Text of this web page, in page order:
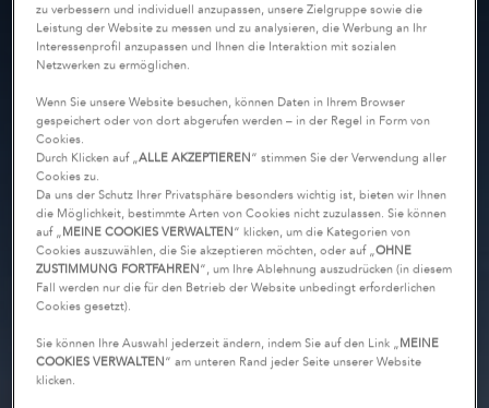
zu verbessern und individuell anzupassen, unsere Zielgruppe sowie die
Leistung der Website zu messen und zu analysieren, die Werbung an Ihr
Interessenprofil anzupassen und Ihnen die Interaktion mit sozialen
Netzwerken zu ermöglichen.
Wenn Sie unsere Website besuchen, können Daten in Ihrem Browser
gespeichert oder von dort abgerufen werden – in der Regel in Form von
Cookies.
Durch Klicken auf „ALLE AKZEPTIEREN“ stimmen Sie der Verwendung aller
Cookies zu.
Da uns der Schutz Ihrer Privatsphäre besonders wichtig ist, bieten wir Ihnen
die Möglichkeit, bestimmte Arten von Cookies nicht zuzulassen. Sie können
auf „MEINE COOKIES VERWALTEN“ klicken, um die Kategorien von
Cookies auszuwählen, die Sie akzeptieren möchten, oder auf „OHNE
ZUSTIMMUNG FORTFAHREN“, um Ihre Ablehnung auszudrücken (in diesem
Fall werden nur die für den Betrieb der Website unbedingt erforderlichen
Cookies gesetzt).
Sie können Ihre Auswahl jederzeit ändern, indem Sie auf den Link „MEINE
COOKIES VERWALTEN“ am unteren Rand jeder Seite unserer Website
klicken.